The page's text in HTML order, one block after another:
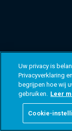
Uw privacy is
Privacyverklaring
begrijpen hoe wij
gebruiken. Leer
Cookie-